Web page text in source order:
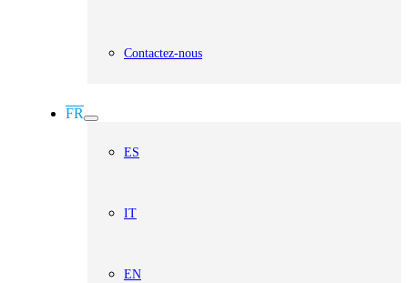
Contactez-nous
FR
ES
IT
EN